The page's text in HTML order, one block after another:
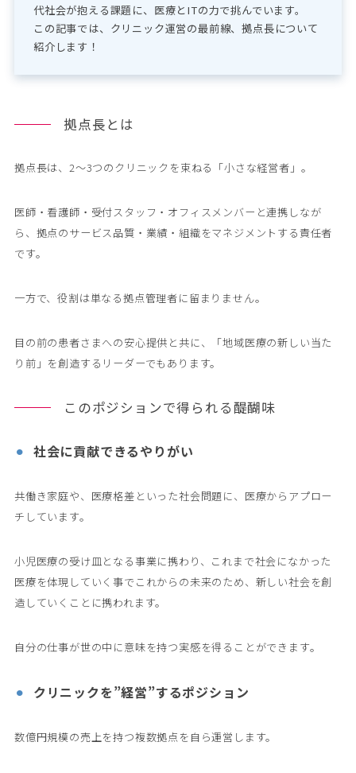
代社会が抱える課題に、医療とITの力で挑んでいます。
この記事では、クリニック運営の最前線、拠点長について
紹介します！
拠点長とは
拠点長は、2～3つのクリニックを束ねる「小さな経営者」。
医師・看護師・受付スタッフ・オフィスメンバーと連携しなが
ら、拠点のサービス品質・業績・組織をマネジメントする責任者
です。
一方で、役割は単なる拠点管理者に留まりません。
目の前の患者さまへの安心提供と共に、「地域医療の新しい当た
り前」を創造するリーダーでもあります。
このポジションで得られる醍醐味
社会に貢献できるやりがい
共働き家庭や、医療格差といった社会問題に、医療からアプロー
チしています。
小児医療の受け皿となる事業に携わり、これまで社会になかった
医療を体現していく事でこれからの未来のため、新しい社会を創
造していくことに携われます。
自分の仕事が世の中に意味を持つ実感を得ることができます。
クリニックを”経営”するポジション
数億円規模の売上を持つ複数拠点を自ら運営します。